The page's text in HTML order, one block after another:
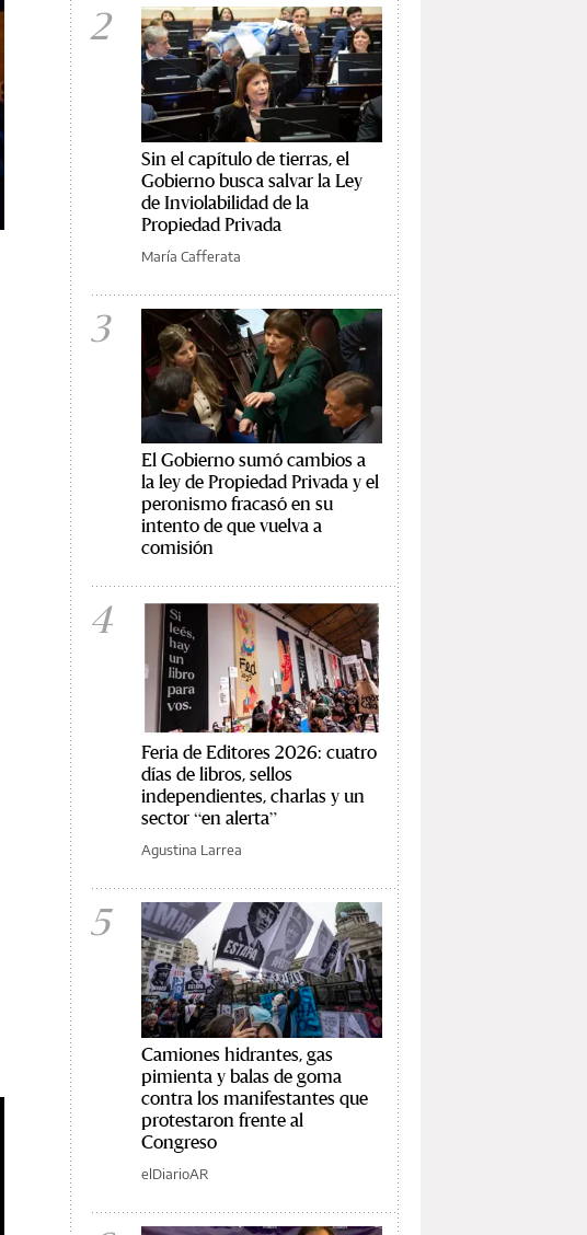
2
Sin el capítulo de tierras, el
Gobierno busca salvar la Ley
de Inviolabilidad de la
Propiedad Privada
María Cafferata
3
El Gobierno sumó cambios a
la ley de Propiedad Privada y el
peronismo fracasó en su
intento de que vuelva a
comisión
4
Feria de Editores 2026: cuatro
días de libros, sellos
independientes, charlas y un
sector “en alerta”
Agustina Larrea
5
Camiones hidrantes, gas
pimienta y balas de goma
contra los manifestantes que
protestaron frente al
Congreso
elDiarioAR